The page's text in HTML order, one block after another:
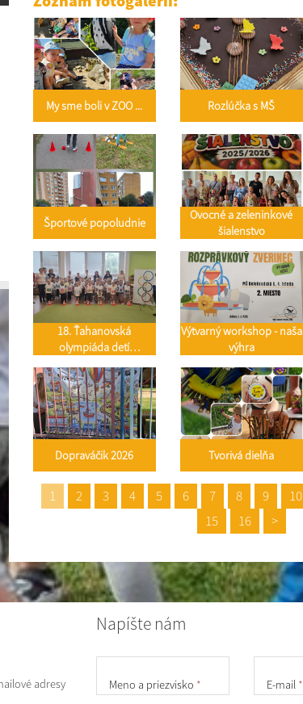
My sme boli v ZOO ... Rozlúčka s MŠ
Športové popoludnie
Ovocné a zeleninkové
šialenstvo
18. Ťahanovská
olympiáda detí
Výtvarný workshop - naša
výhra
Dopraváčik 2026 Tvorivá dielňa
1 2 3 4 5 6 7 8 9 10
15
16 >
Napíšte nám
Meno a priezvisko * E-mail *
adresy